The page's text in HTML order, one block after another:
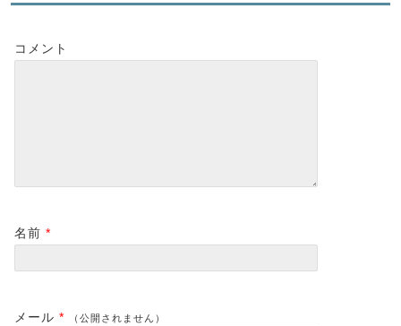
コメント
名前 *
メール * （公開されません）